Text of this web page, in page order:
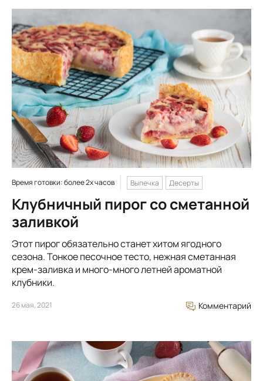
Время готовки: более 2х часов Выпечка Десерты
Клубничный пирог со сметанной
заливкой
Этот пирог обязательно станет хитом ягодного
сезона. Тонкое песочное тесто, нежная сметанная
крем-заливка и много-много летней ароматной
клубники.
26 мая, 2021 Комментарий